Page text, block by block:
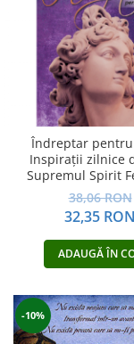
Îndreptar
Inspirații zilnice
Supremul Spirit
38,06 RON
32,35 RON
ADAUGĂ ÎN
-10%